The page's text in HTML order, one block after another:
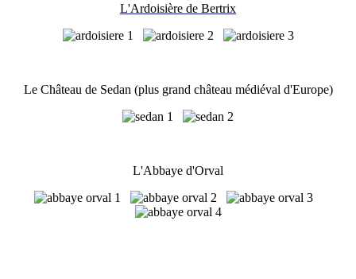
L'Ardoisière de Bertrix
Le Château de Sedan (plus grand château médiéval d'Europe)
L'Abbaye d'Orval